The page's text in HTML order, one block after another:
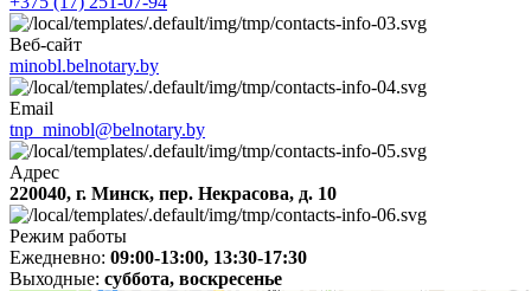
Веб-сайт
minobl.belnotary.by
Email
tnp_minobl@belnotary.by
Адрес
220040, г. Минск, пер. Некрасова, д. 10
Режим работы
Ежедневно: 09:00-13:00, 13:30-17:30
Выходные: суббота, воскресенье